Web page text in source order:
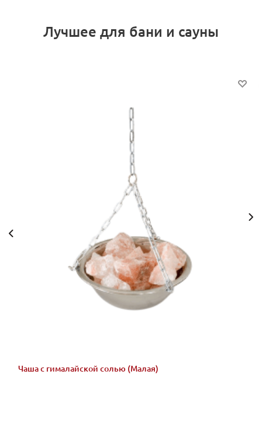
Лучшее для бани и сауны
Чаша с гималайской солью (Малая)